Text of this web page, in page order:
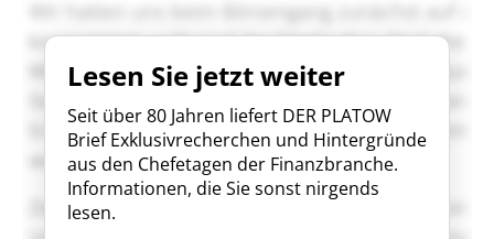
Lesen Sie jetzt weiter
Seit über 80 Jahren liefert DER PLATOW
Brief Exklusivrecherchen und Hintergründe
aus den Chefetagen der Finanzbranche.
Informationen, die Sie sonst nirgends
lesen.